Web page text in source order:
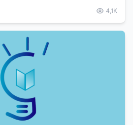
Reconnue dans plus de 150...
4,1K